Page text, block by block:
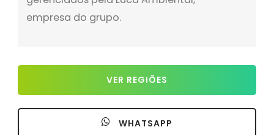
empresa do grupo.
VER REGIÕES
WHATSAPP